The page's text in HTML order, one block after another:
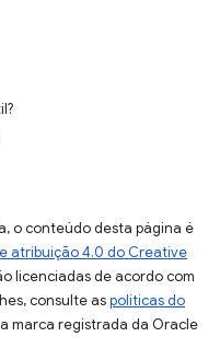
o conteúdo desta página é
atribuição 4.0 do Creative
licenciadas de acordo com
consulte aspolíticas do
marca registrada da Oracle